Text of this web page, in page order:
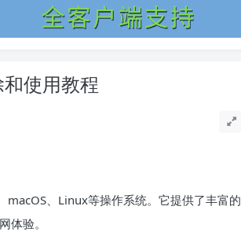
使用教程
、Linux等操作系统。它提供了丰富的
体验。